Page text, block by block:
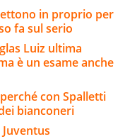
in proprio per
fa sul serio
Luiz ultima
è un esame anche
con Spalletti
bianconeri